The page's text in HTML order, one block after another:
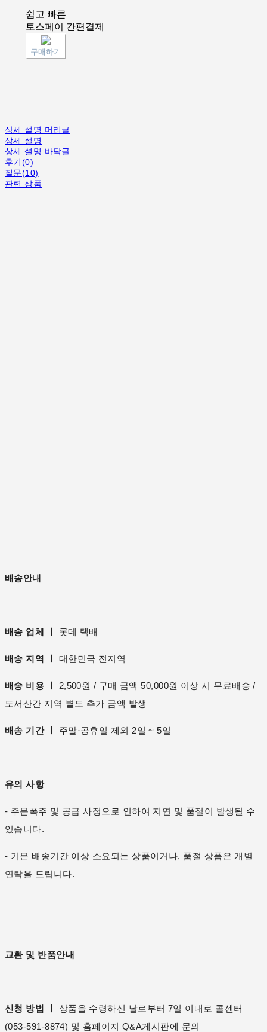
쉽고 빠른
토스페이 간편결제
구매하기
상세 설명 머리글
상세 설명
상세 설명 바닥글
후기(0)
질문(10)
관련 상품
배송안내
배송 업체 ㅣ 롯데 택배
배송 지역 ㅣ 대한민국 전지역
배송 비용 ㅣ 2,500원 / 구매 금액 50,000원 이상 시 무료배송 /
도서산간 지역 별도 추가 금액 발생
배송 기간 ㅣ 주말·공휴일 제외 2일 ~ 5일
유의 사항
- 주문폭주 및 공급 사정으로 인하여 지연 및 품절이 발생될 수
있습니다.
- 기본 배송기간 이상 소요되는 상품이거나, 품절 상품은 개별
연락을 드립니다.
교환 및 반품안내
신청 방법 ㅣ 상품을 수령하신 날로부터 7일 이내로 콜센터
(053-591-8874) 및 홈페이지 Q&A게시판에 문의